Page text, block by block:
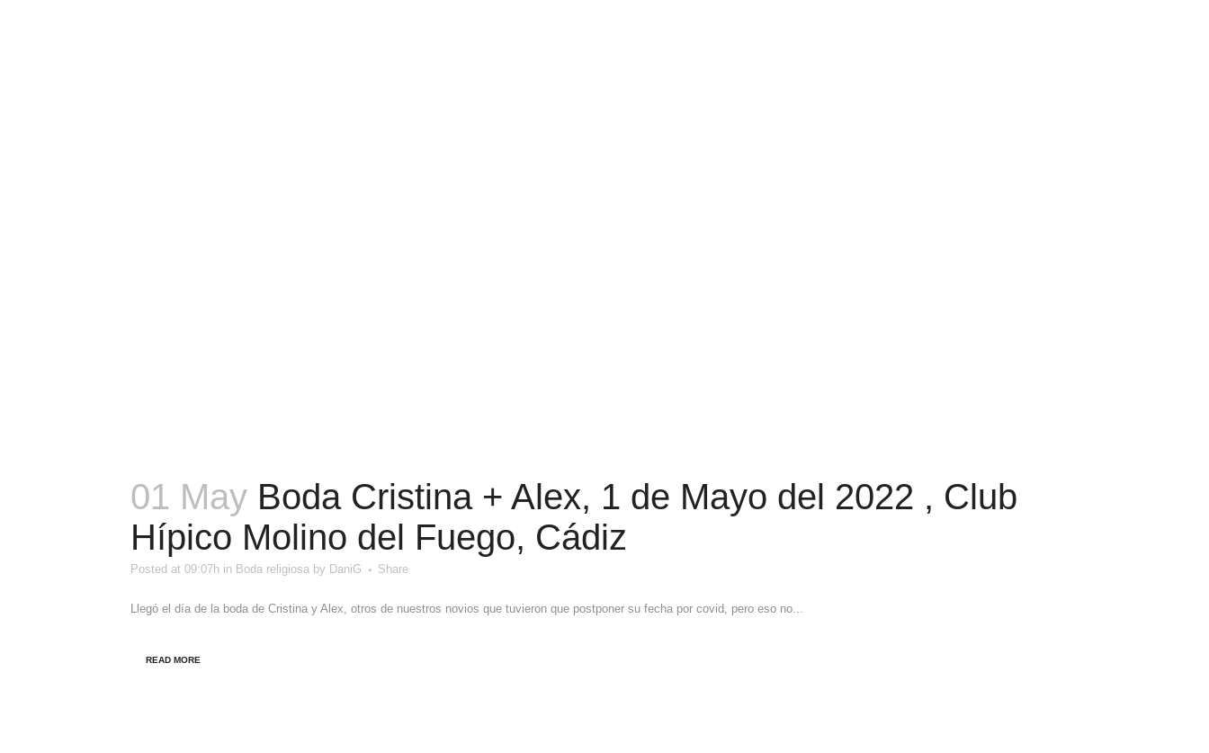
01 May Boda Cristina + Alex, 1 de Mayo del 2022 , Club
Hípico Molino del Fuego, Cádiz
Posted at 09:07h in Boda religiosa by DaniG Share
Llegó el día de la boda de Cristina y Alex, otros de nuestros novios que tuvieron que postponer su fecha por covid, pero eso no...
READ MORE